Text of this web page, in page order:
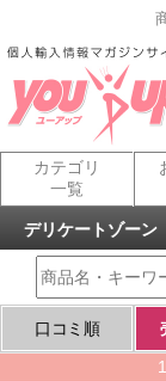
カテゴリ
一覧
デリケートゾーン
口コミ順